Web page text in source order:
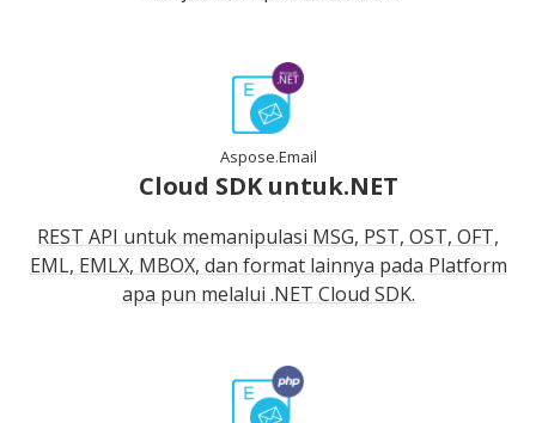
Aspose.Email
Cloud SDK untuk.NET
REST API untuk memanipulasi MSG, PST, OST, OFT,
EML, EMLX, MBOX, dan format lainnya pada Platform
apa pun melalui .NET Cloud SDK.